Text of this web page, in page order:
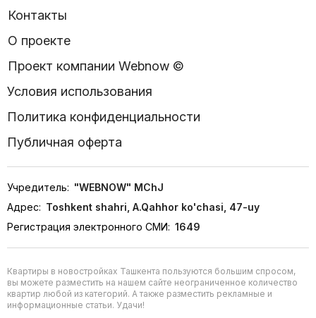
Контакты
О проекте
Проект компании Webnow ©
Условия использования
Политика конфиденциальности
Публичная оферта
Учредитель: "WEBNOW" MChJ
Адрес: Toshkent shahri, A.Qahhor ko'chasi, 47-uy
Регистрация электронного СМИ: 1649
Квартиры в новостройках Ташкента пользуются большим спросом,
вы можете разместить на нашем сайте неограниченное количество
квартир любой из категорий. А также разместить рекламные и
информационные статьи. Удачи!